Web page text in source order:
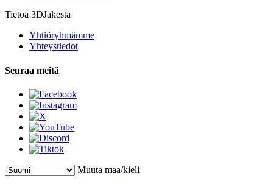
Tietoa 3DJakesta
Yhtiöryhmämme
Yhteystiedot
Seuraa meitä
Muuta maa/kieli